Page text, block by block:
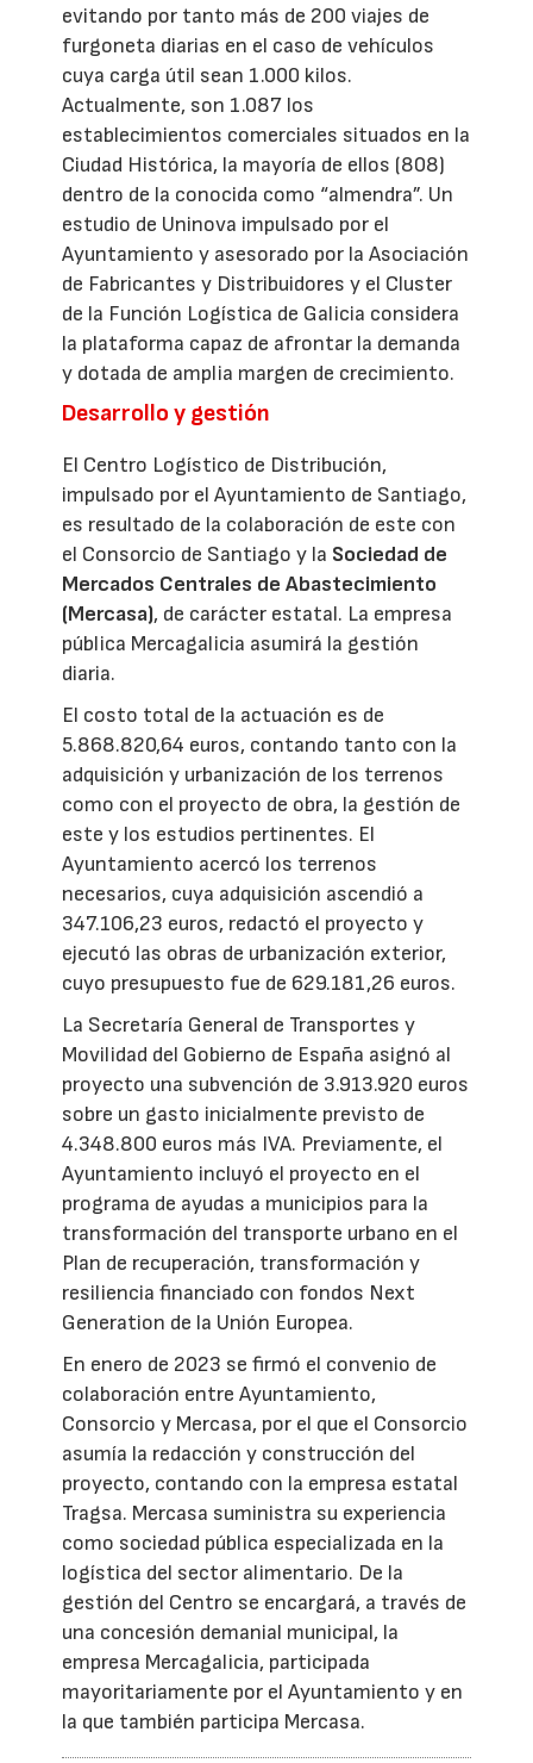
evitando por tanto más de 200 viajes de
furgoneta diarias en el caso de vehículos
cuya carga útil sean 1.000 kilos.
Actualmente, son 1.087 los
establecimientos comerciales situados en la
Ciudad Histórica, la mayoría de ellos (808)
dentro de la conocida como “almendra”. Un
estudio de Uninova impulsado por el
Ayuntamiento y asesorado por la Asociación
de Fabricantes y Distribuidores y el Cluster
de la Función Logística de Galicia considera
la plataforma capaz de afrontar la demanda
y dotada de amplia margen de crecimiento.
Desarrollo y gestión
El Centro Logístico de Distribución,
impulsado por el Ayuntamiento de Santiago,
es resultado de la colaboración de este con
el Consorcio de Santiago y la Sociedad de
Mercados Centrales de Abastecimiento
(Mercasa), de carácter estatal. La empresa
pública Mercagalicia asumirá la gestión
diaria.
El costo total de la actuación es de
5.868.820,64 euros, contando tanto con la
adquisición y urbanización de los terrenos
como con el proyecto de obra, la gestión de
este y los estudios pertinentes. El
Ayuntamiento acercó los terrenos
necesarios, cuya adquisición ascendió a
347.106,23 euros, redactó el proyecto y
ejecutó las obras de urbanización exterior,
cuyo presupuesto fue de 629.181,26 euros.
La Secretaría General de Transportes y
Movilidad del Gobierno de España asignó al
proyecto una subvención de 3.913.920 euros
sobre un gasto inicialmente previsto de
4.348.800 euros más IVA. Previamente, el
Ayuntamiento incluyó el proyecto en el
programa de ayudas a municipios para la
transformación del transporte urbano en el
Plan de recuperación, transformación y
resiliencia financiado con fondos Next
Generation de la Unión Europea.
En enero de 2023 se firmó el convenio de
colaboración entre Ayuntamiento,
Consorcio y Mercasa, por el que el Consorcio
asumía la redacción y construcción del
proyecto, contando con la empresa estatal
Tragsa. Mercasa suministra su experiencia
como sociedad pública especializada en la
logística del sector alimentario. De la
gestión del Centro se encargará, a través de
una concesión demanial municipal, la
empresa Mercagalicia, participada
mayoritariamente por el Ayuntamiento y en
la que también participa Mercasa.